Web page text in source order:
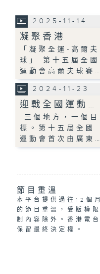
2025-11-14
凝聚香港
「凝聚全運-高爾夫
球」 第十五屆全國
運動會高爾夫球賽…
2024-11-23
迎戰全國運動…
三個地方，一個目
標。第十五屆全國
運動會首次由廣東…
節目重溫
本平台提供過往12個月
的節目重溫，受版權限
制內容除外。香港電台
保留最終決定權。